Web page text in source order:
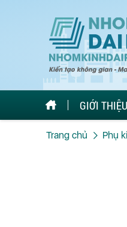
GIỚI THIỆU
Trang chủ Phụ